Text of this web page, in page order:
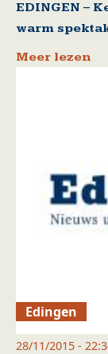
EDINGEN –
warm
Meer lezen
Edingen
28/11/2015 -